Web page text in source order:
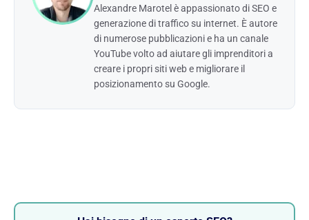
Alexandre Marotel è appassionato di SEO e
generazione di traffico su internet. È autore
di numerose pubblicazioni e ha un canale
YouTube volto ad aiutare gli imprenditori a
creare i propri siti web e migliorare il
posizionamento su Google.